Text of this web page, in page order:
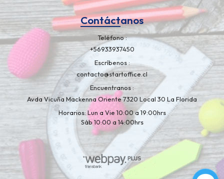
Contáctanos
Teléfono
+56933937450
Escríbenos
contacto@startoffice.cl
Encuentranos
Avda Vicuña Mackenna Oriente 7320 Local 30 La Florida
Horarios: Lun a Vie 10:00 a 19:00hrs
Sáb 10:00 a 14:00hrs